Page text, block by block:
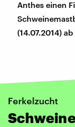
Anthes einen
(14.07.2014)
Ferkelzucht